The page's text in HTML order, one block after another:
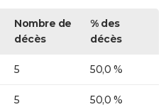
Nombre de
décès
% des
décès
5 50,0 %
5 50,0 %